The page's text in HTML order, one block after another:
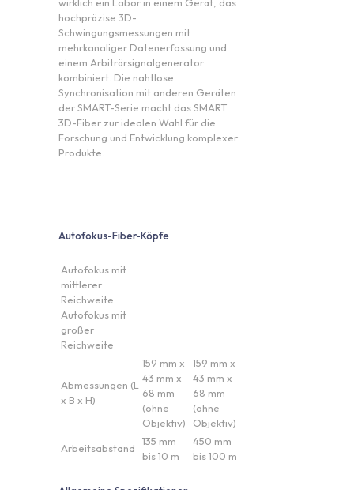
hochpräzise 3D-
Schwingungsmessungen mit
mehrkanaliger Datenerfassung und
einem Arbiträrsignalgenerator
kombiniert. Die nahtlose
Synchronisation mit anderen Geräten
der SMART-Serie macht das SMART
3D-Fiber zur idealen Wahl für die
Forschung und Entwicklung komplexer
Produkte.
Autofokus-Fiber-Köpfe
Autofokus mit
mittlerer
Reichweite
Autofokus mit
großer
Reichweite
Abmessungen (L
x B x H)
159 mm x
43 mm x
68 mm
(ohne
Objektiv)
159 mm x
43 mm x
68 mm
(ohne
Objektiv)
Arbeitsabstand
135 mm
bis 10 m
450 mm
bis 100 m